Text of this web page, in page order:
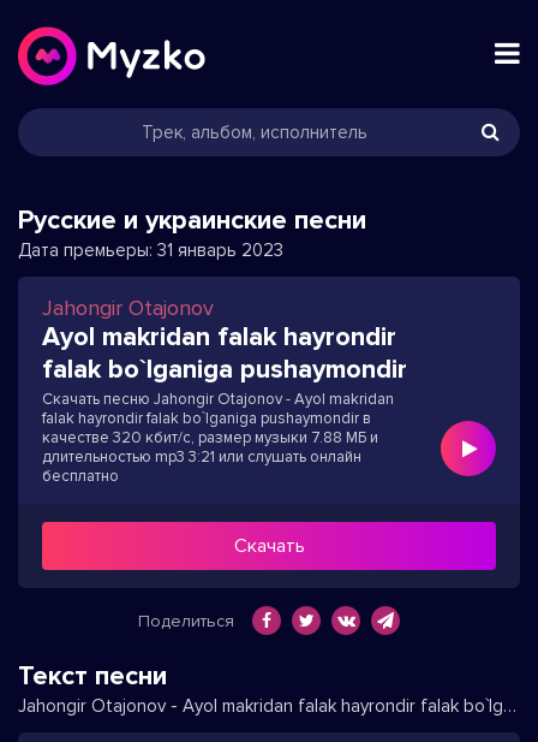
Русские и украинские песни
Дата премьеры: 31 январь 2023
Jahongir Otajonov
Ayol makridan falak hayrondir
falak bo`lganiga pushaymondir
Скачать песню Jahongir Otajonov - Ayol makridan
falak hayrondir falak bo`lganiga pushaymondir в
качестве 320 кбит/с, размер музыки 7.88 МБ и
длительностью mp3 3:21 или слушать онлайн
бесплатно
Скачать
Поделиться
Текст песни
Jahongir Otajonov - Ayol makridan falak hayrondir falak bo`lganiga pushaymondir